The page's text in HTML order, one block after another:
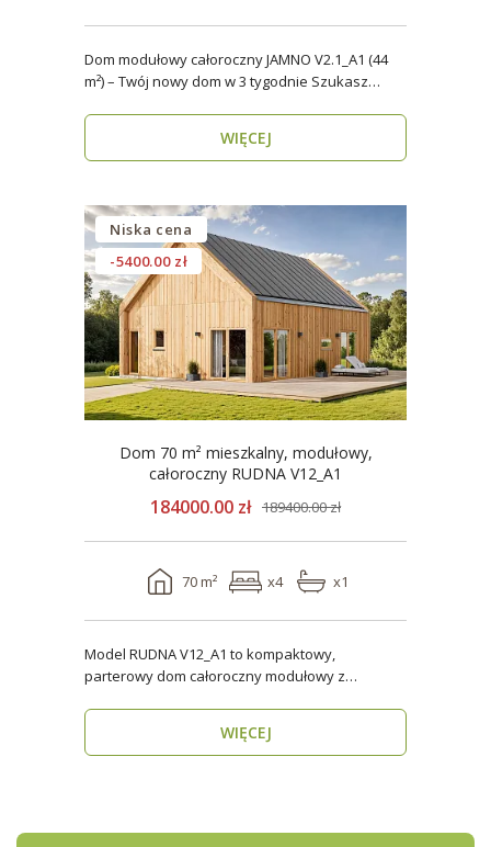
Dom modułowy całoroczny JAMNO V2.1_A1 (44
m²) – Twój nowy dom w 3 tygodnie Szukasz
WIĘCEJ
Niska cena
-5400.00 zł
Dom 70 m² mieszkalny, modułowy,
całoroczny RUDNA V12_A1
184000.00 zł 189400.00 zł
70 m² x4 x1
Model RUDNA V12_A1 to kompaktowy,
parterowy dom całoroczny modułowy z
WIĘCEJ